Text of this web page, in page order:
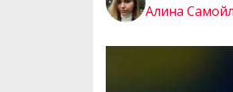
Алина